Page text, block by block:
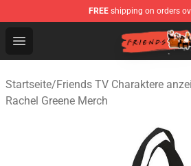
FREE shipping on orders
Open menu
Friends Store - Official Friends
Startseite/Friends TV Charaktere
Rachel Greene Merch